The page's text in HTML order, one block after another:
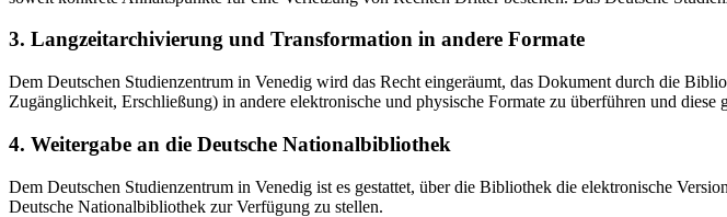
3. Langzeitarchivierung und Transformation in andere Formate
Dem Deutschen Studienzentrum in Venedig wird das Recht eingeräumt, das Dokument durch die
Zugänglichkeit, Erschließung) in andere elektronische und physische Formate zu überführen und diese
4. Weitergabe an die Deutsche Nationalbibliothek
Dem Deutschen Studienzentrum in Venedig ist es gestattet, über die Bibliothek die elektronische
Deutsche Nationalbibliothek zur Verfügung zu stellen.